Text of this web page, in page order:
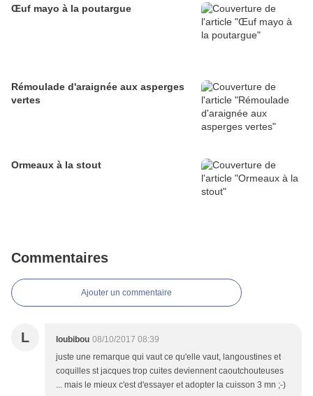
Œuf mayo à la poutargue
Rémoulade d'araignée aux asperges
vertes
Ormeaux à la stout
Commentaires
Ajouter un commentaire
L loubibou 08/10/2017 08:39
juste une remarque qui vaut ce qu'elle vaut, langoustines et
coquilles st jacques trop cuites deviennent caoutchouteuses
... mais le mieux c'est d'essayer et adopter la cuisson 3 mn ;-)